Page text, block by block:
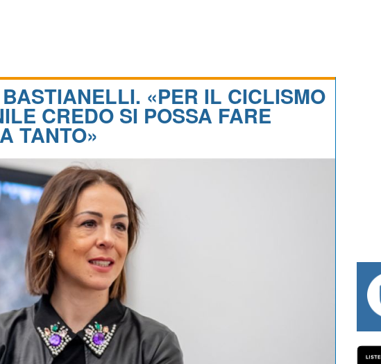
«PER IL CICLISMO
CREDO SI POSSA FARE
TANTO»
#334 CHARLY WEGELIUS, MAURO